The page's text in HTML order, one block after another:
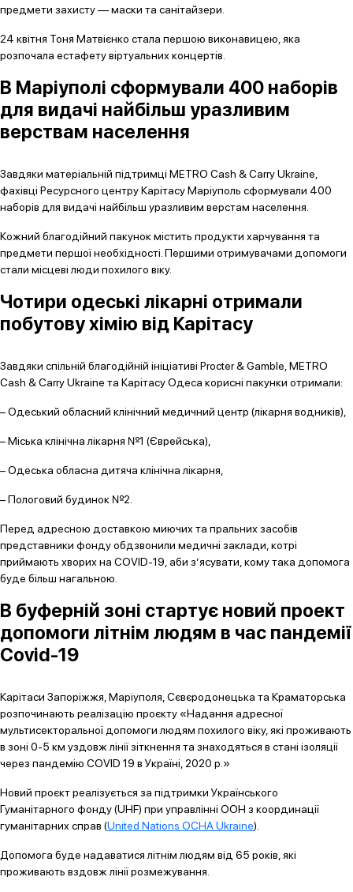
предмети захисту — маски та санітайзери.
24 квітня Тоня Матвієнко стала першою виконавицею, яка
розпочала естафету віртуальних концертів.
В Маріуполі сформували 400 наборів
для видачі найбільш уразливим
верствам населення
Завдяки матеріальній підтримці METRO Cash & Carry Ukraine,
фахівці Ресурсного центру Карітасу Маріуполь сформували 400
наборів для видачі найбільш уразливим верстам населення.
Кожний благодійний пакунок містить продукти харчування та
предмети першої необхідності. Першими отримувачами допомоги
стали місцеві люди похилого віку.
Чотири одеські лікарні отримали
побутову хімію від Карітасу
Завдяки спільній благодійній ініціативі Procter & Gamble, METRO
Cash & Carry Ukraine та Карітасу Одеса корисні пакунки отримали:
– Одеський обласний клінічний медичний центр (лікарня водників),
– Міська клінічна лікарня №1 (Єврейська),
– Одеська обласна дитяча клінічна лікарня,
– Пологовий будинок №2.
Перед адресною доставкою миючих та пральних засобів
представники фонду обдзвонили медичні заклади, котрі
приймають хворих на COVID-19, аби з’ясувати, кому така допомога
буде більш нагальною.
В буферній зоні стартує новий проект
допомоги літнім людям в час пандемії
Covid-19
Карітаси Запоріжжя, Маріуполя, Сєвєродонецька та Краматорська
розпочинають реалізацію проєкту «Надання адресної
мультисекторальної допомоги людям похилого віку, які проживають
в зоні 0-5 км уздовж лінії зіткнення та знаходяться в стані ізоляції
через пандемію COVID 19 в Україні, 2020 р.»
Новий проєкт реалізується за підтримки Українського
Гуманітарного фонду (UHF) при управлінні ООН з координації
гуманітарних справ (United Nations OCHA Ukraine).
Допомога буде надаватися літнім людям від 65 років, які
проживають вздовж лінії розмежування.